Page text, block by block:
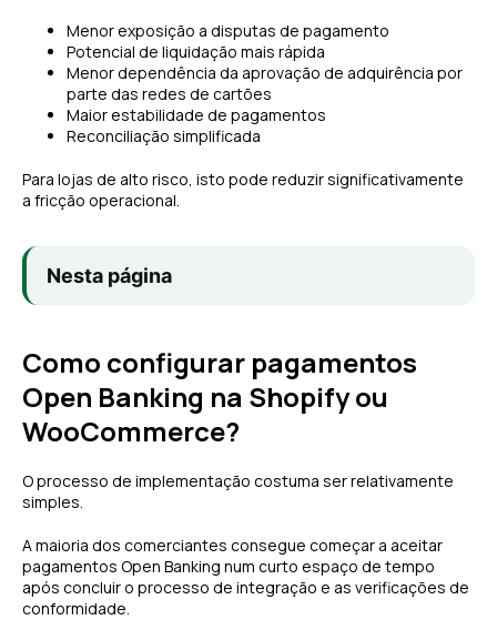
Menor exposição a disputas de pagamento
Potencial de liquidação mais rápida
Menor dependência da aprovação de adquirência por
parte das redes de cartões
Maior estabilidade de pagamentos
Reconciliação simplificada
Para lojas de alto risco, isto pode reduzir significativamente
a fricção operacional.
Nesta página
Como configurar pagamentos
Open Banking na Shopify ou
WooCommerce?
O processo de implementação costuma ser relativamente
simples.
A maioria dos comerciantes consegue começar a aceitar
pagamentos Open Banking num curto espaço de tempo
após concluir o processo de integração e as verificações de
conformidade.